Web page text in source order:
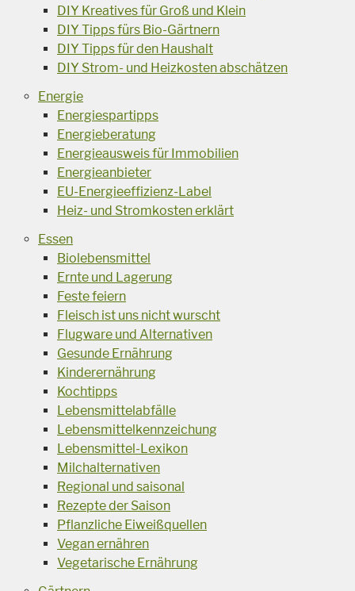
DIY Kreatives für Groß und Klein
DIY Tipps fürs Bio-Gärtnern
DIY Tipps für den Haushalt
DIY Strom- und Heizkosten abschätzen
Energie
Energiespartipps
Energieberatung
Energieausweis für Immobilien
Energieanbieter
EU-Energieeffizienz-Label
Heiz- und Stromkosten erklärt
Essen
Biolebensmittel
Ernte und Lagerung
Feste feiern
Fleisch ist uns nicht wurscht
Flugware und Alternativen
Gesunde Ernährung
Kinderernährung
Kochtipps
Lebensmittelabfälle
Lebensmittelkennzeichung
Lebensmittel-Lexikon
Milchalternativen
Regional und saisonal
Rezepte der Saison
Pflanzliche Eiweißquellen
Vegan ernähren
Vegetarische Ernährung